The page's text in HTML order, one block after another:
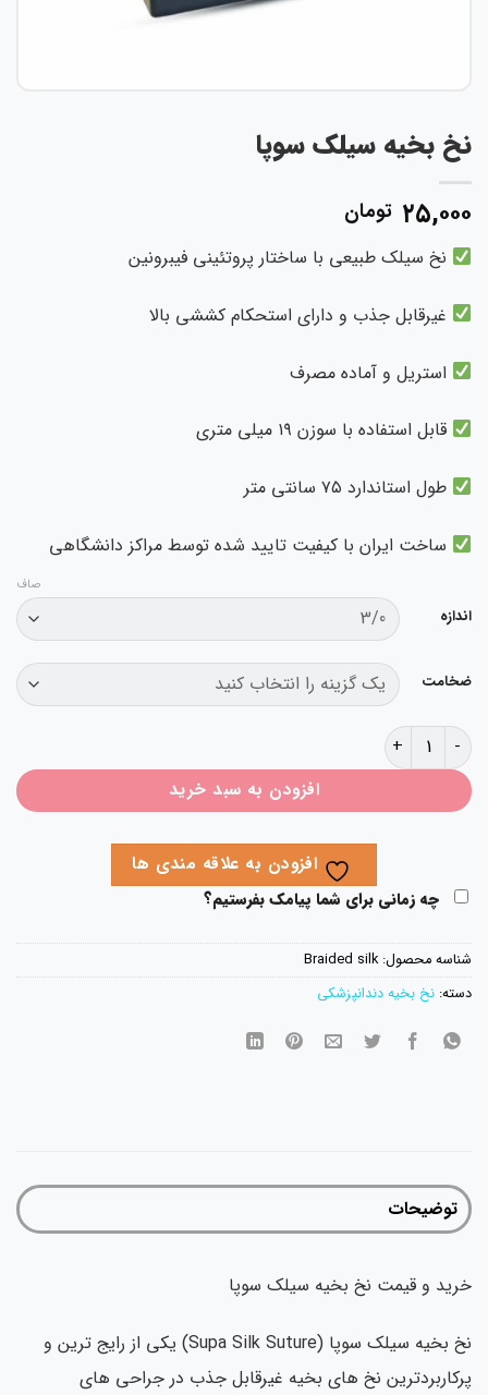
بخیه سیلک سوپا
تومان
نخ سیلک طبیعی با ساختار پروتئینی فیبرونین
غیرقابل جذب و دارای استحکام کششی بالا
استریل و آماده مصرف
قابل استفاده با سوزن ۱۹ میلی متری
طول استاندارد ۷۵ سانتی متر
ساخت ایران با کیفیت تایید شده توسط مراکز دانشگاهی
بخیه سیلک سوپا عدد
افزودن به سبد خرید
افزودن به علاقه مندی ها
چه زمانی برای شما پیامک بفرستیم؟
محصول:Braided silk
نخ بخیه دندانپزشکی
توضیحات
و قیمت نخ بخیه سیلک سوپا
نخ بخیه سیلک سوپا (Supa Silk Suture) یکی از رایج ترین و
نخ های بخیه غیرقابل جذب در جراحی های